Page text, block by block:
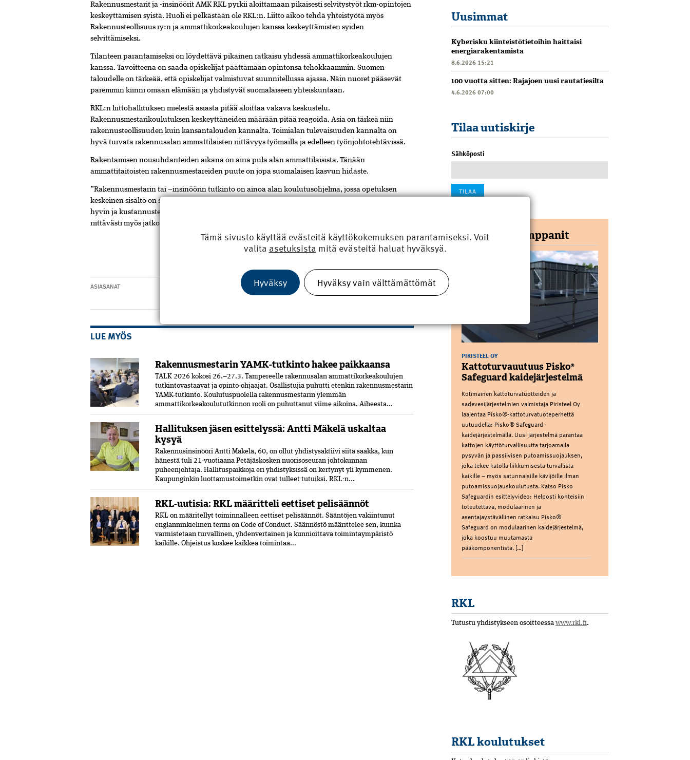
Rakennusmestarit ja -insinöörit AMK RKL pyrkii aloittamaan pikaisesti selvitystyöt rkm-opintojen
keskeyttämisen syistä. Huoli ei pelkästään ole RKL:n. Liitto aikoo tehdä yhteistyötä myös
Rakennusteollisuus ry:n ja ammattikorkeakoulujen kanssa keskeyttämisten syiden
selvittämiseksi.
Tilanteen parantamiseksi on löydettävä pikainen ratkaisu yhdessä ammattikorkeakoulujen
kanssa. Tavoitteena on saada opiskelijat päättämään opintonsa tehokkaammin. Suomen
taloudelle on tärkeää, että opiskelijat valmistuvat suunnitellussa ajassa. Näin nuoret pääsevät
paremmin kiinni omaan elämään ja yhdistyvät suomalaiseen yhteiskuntaan.
RKL:n liittohallituksen mielestä asiasta pitää aloittaa vakava keskustelu.
Rakennusmestarikoulutuksen keskeyttäneiden määrään pitää reagoida. Asia on tärkeä niin
rakennusteollisuuden kuin kansantalouden kannalta. Toimialan tulevaisuuden kannalta on
hyvä turvata rakennusalan ammattilaisten riittävyys työmailla ja edelleen työnjohtotehtävissä.
Rakentamisen nousuhdanteiden aikana on aina pula alan ammattilaisista. Tänään
ammattitaitoisten rakennusmestareiden puute on jopa suomalaisen kasvun hidaste.
”Rakennusmestarin tai –insinöörin tutkinto on ainoa alan koulutusohjelma, jossa opetuksen
keskeinen sisältö on saada tiedot ja valmiudet rakennustyömaan johtamiseksi mahdollisimman
hyvin ja kustannustehokkaasti – tämän vuoksi on tärkeää, että työmailla riittää ammattilaisia
riittävästi myös jatkossa”, linjasi RKL:n hallitus Oulussa.
ASIASANAT Jaa artikkeli
LUE MYÖS
Rakennusmestarin YAMK-tutkinto hakee paikkaansa
TALK 2026 kokosi 26.–27.3. Tampereelle rakennusalan ammattikorkeakoulujen
tutkintovastaavat ja opinto-ohjaajat. Osallistujia puhutti etenkin rakennusmestarin
YAMK-tutkinto. Koulutuspuolella rakennusmestarin ylemmän
ammattikorkeakoulututkinnon rooli on puhuttanut viime ­aikoina. ­Aiheesta...
Hallituksen jäsen esittelyssä: Antti Mäkelä uskaltaa
kysyä
Rakennusinsinööri Antti Mäkelä, 60, on ollut yhdistysaktiivi siitä saakka, kun
hänestä tuli 21-vuo­tiaana Petäjäskosken nuoriso­seuran johtokunnan
puheenjohtaja. Hallituspaikkoja eri yhdistyksissä on kertynyt yli kymmenen.
Kaupunginkin luottamustoimetkin ovat tulleet tutuiksi. RKL:n...
RKL-uutisia: RKL määritteli eettiset pelisäännöt
RKL on määritellyt toiminnalleen eettiset peli­säännöt. Sääntöjen vakiintunut
englanninkielinen termi on Code of Conduct. Säännöstö määrittelee sen, kuinka
varmistetaan turvallinen, yhdenvertainen ja kun­nioittava toimintaympäristö
kaikille. Ohjeistus koskee kaikkea toimintaa...
Uusimmat
Kyberisku kiinteistötietoihin haittaisi
energiarakentamista
8.6.2026 15:21
100 vuotta sitten: Rajajoen uusi rautatiesilta
4.6.2026 07:00
Tilaa uutiskirje
Sähköposti
Yhteistyökumppanit
PIRISTEEL OY
Kattoturvauutuus Pisko®
Safeguard kaidejärjestelmä
Kotimainen kattoturvatuotteiden ja
sadevesijärjestelmien valmistaja Piristeel Oy
laajentaa Pisko®-kattoturvatuoteperhettä
uutuudella: Pisko® Safeguard -
kaidejärjestelmällä. Uusi järjestelmä parantaa
kattojen käyttöturvallisuutta tarjoamalla
pysyvän ja passiivisen putoamissuojauksen,
joka tekee katolla liikkumisesta turvallista
kaikille – myös satunnaisille kävijöille ilman
putoamissuojauskoulutusta. Katso Pisko
Safeguardin esittelyvideo: Helposti kohteisiin
toteutettava, modulaarinen ja
asentajaystävällinen ratkaisu Pisko®
Safeguard on modulaarinen kaidejärjestelmä,
joka koostuu muutamasta
pääkomponentista. […]
RKL
Tutustu yhdistykseen osoitteessa www.rkl.fi.
RKL koulutukset
Tämä sivusto käyttää evästeitä käyttökokemuksen parantamiseksi. Voit
valita asetuksista mitä evästeitä haluat hyväksyä.
Hyväksy Hyväksy vain välttämättömät